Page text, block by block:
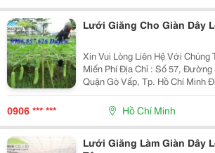
Lưới Giăng Cho Giàn Dây
Xin Vui Lòng Liên Hệ Với
Miến Phí Địa Chỉ : Số 57, Đường Số 8, Phường 11,
Quận Gò Vấp, Tp. Hồ Chí Minh
3921.2641 - Fax: (08)
M3 Tòa Nhà Ct1, Khu Đô Thị
0906 *** *** Hồ Chí Minh
Lưới Giăng Làm Giàn Dây